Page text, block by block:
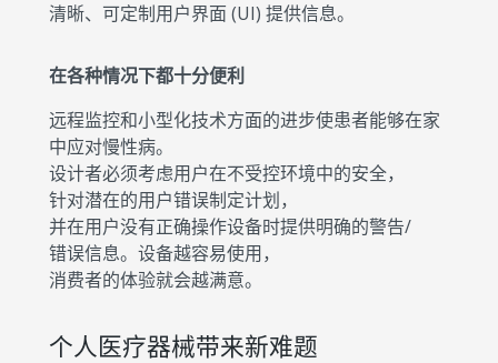
清晰、可定制用户界面 (UI) 提供信息。
在各种情况下都十分便利
远程监控和小型化技术方面的进步使患者能够在家
中应对慢性病。
设计者必须考虑用户在不受控环境中的安全，
针对潜在的用户错误制定计划，
并在用户没有正确操作设备时提供明确的警告/
错误信息。设备越容易使用，
消费者的体验就会越满意。
个人医疗器械带来新难题